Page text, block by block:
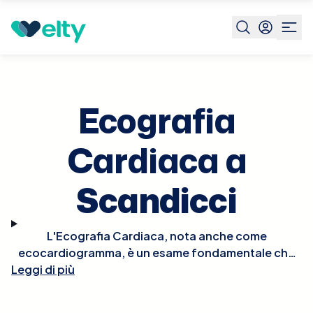
Prenota visita Scandicci
Ecografia
Cardiaca a
Scandicci
L'Ecografia Cardiaca, nota anche come
ecocardiogramma, è un esame fondamentale che
utilizza gli ultrasuoni per creare immagini dettagliate
Leggi di più